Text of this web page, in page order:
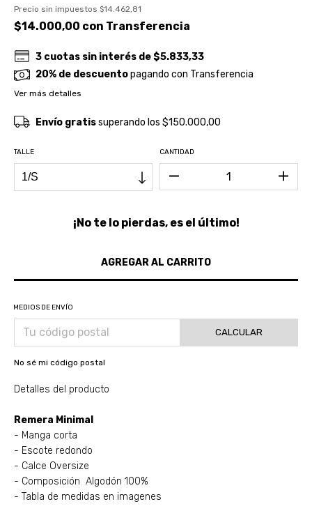
Precio sin impuestos $14.462,81
$14.000,00 con Transferencia
3 cuotas sin interés de$5.833,33
20% de descuentopagando con Transferencia
Ver más detalles
Envío gratissuperando los$150.000,00
TALLE CANTIDAD
¡No te lo pierdas, es el último!
MEDIOS DE ENVÍO
CALCULAR
No sé mi código postal
Detalles del producto
Remera Minimal
- Manga corta
- Escote redondo
- Calce Oversize
- Composición Algodón 100%
- Tabla de medidas en imagenes